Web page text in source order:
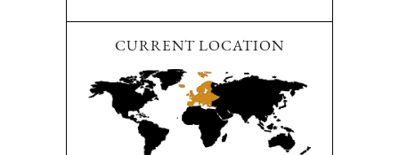
CURRENT LOCATION